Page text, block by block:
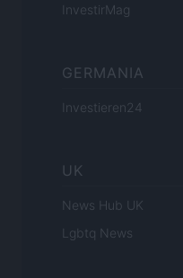
InvestirMag
GERMANIA
Investieren24
UK
News Hub UK
Lgbtq News